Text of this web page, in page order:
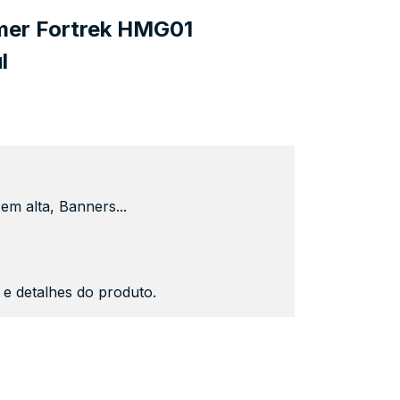
Fortrek HMG01
alta, Banners...
detalhes do produto.